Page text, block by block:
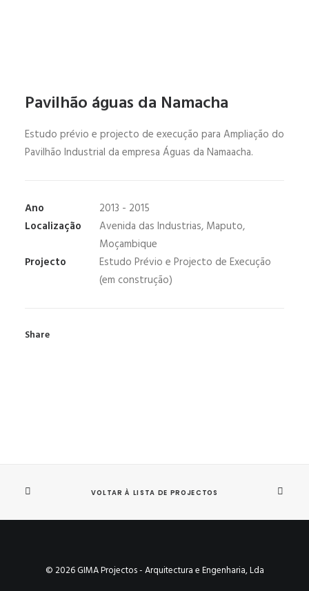
Pavilhão águas da Namacha
Estudo prévio e projecto de execução para Ampliação do
Pavilhão Industrial da empresa Águas da Namaacha.
Ano
2013 - 2015
Localização
Avenida das Industrias, Maputo,
Moçambique
Projecto
Estudo Prévio e Projecto de Execução
(em construção)
Share
VOLTAR À LISTA DE PROJECTOS
© 2026 GIMA Projectos - Arquitectura e Engenharia, Lda